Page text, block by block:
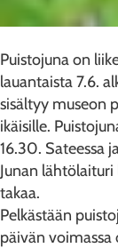
Puistojuna on
lauantaista 7.6.
sisältyy museon
ikäisille.
16.30. Sateessa
Junan
takaa.
Pelkästään
päivän